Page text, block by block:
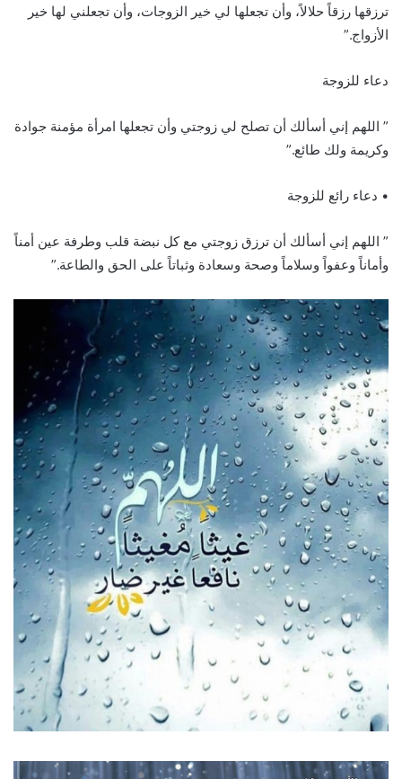
ترزقها رزقاً حلالاً، وأن تجعلها لي خير الزوجات، وأن تجعلني لها خير
الأزواج.”
دعاء للزوجة
” اللهم إني أسألك أن تصلح لي زوجتي وأن تجعلها امرأة مؤمنة جوادة
وكريمة ولك طائع.”
• دعاء رائع للزوجة
” اللهم إني أسألك أن ترزق زوجتي مع كل نبضة قلب وطرفة عين أمناً
وأماناً وعفواً وسلاماً وصحة وسعادة وثباتاً على الحق والطاعة.”